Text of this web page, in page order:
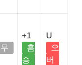
무
+1
홈
승
U
오
버